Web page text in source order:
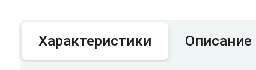
Характеристики Описание